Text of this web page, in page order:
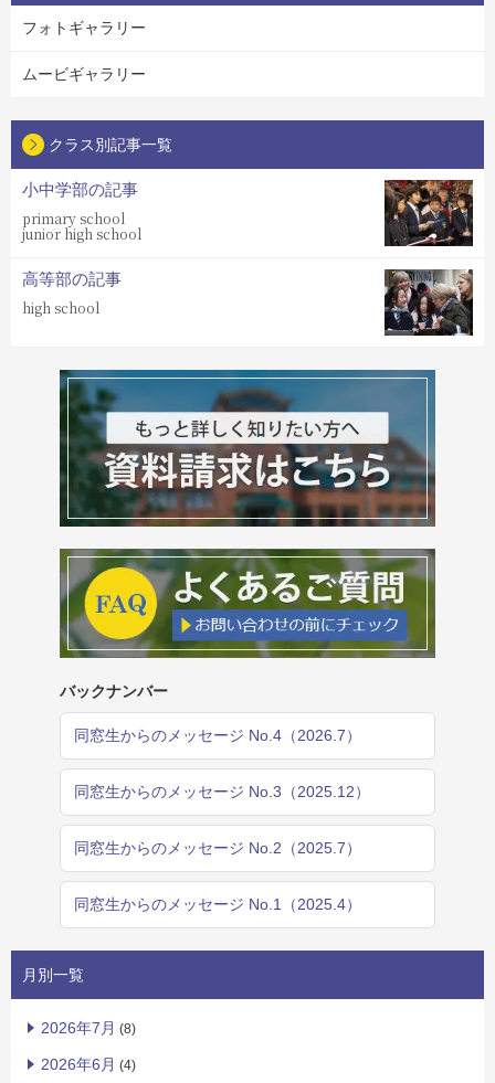
フォトギャラリー
ムービギャラリー
クラス別記事一覧
小中学部の記事
primary school
junior high school
高等部の記事
high school
バックナンバー
同窓生からのメッセージ No.4（2026.7）
同窓生からのメッセージ No.3（2025.12）
同窓生からのメッセージ No.2（2025.7）
同窓生からのメッセージ No.1（2025.4）
月別一覧
2026年7月 (8)
2026年6月 (4)